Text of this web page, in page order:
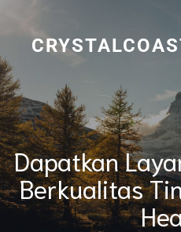
Dapatkan
Berkualitas